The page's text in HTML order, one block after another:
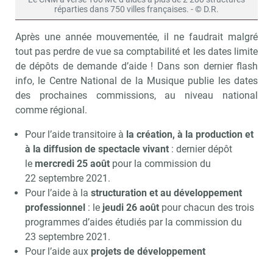
réparties dans 750 villes françaises. - © D.R.
Après une année mouvementée, il ne faudrait malgré
tout pas perdre de vue sa comptabilité et les dates limite
de dépôts de demande d’aide ! Dans son dernier flash
info, le Centre National de la Musique publie les dates
des prochaines commissions, au niveau national
comme régional.
Pour l’aide transitoire à la création, à la production et
à la diffusion de spectacle vivant: dernier dépôt
le mercredi 25 aoûtpour la commission du
22 septembre 2021.
Pour l’aide à la structuration et au développement
professionnel: le jeudi 26 aoûtpour chacun des trois
programmes d’aides étudiés par la commission du
23 septembre 2021.
Pour l’aide aux projets de développement